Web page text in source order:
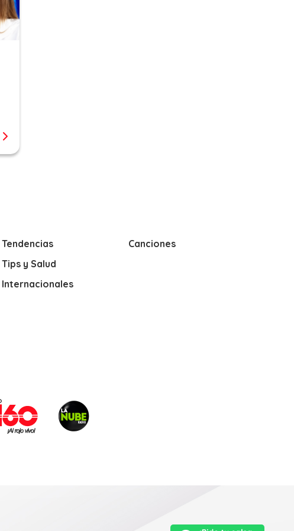
Tendencias
Tips y Salud
Internacionales
Canciones